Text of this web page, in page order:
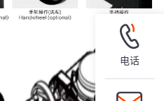
电话